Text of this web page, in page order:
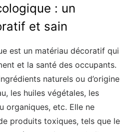
: un
et sain
est un matériau décoratif qui
et la santé des occupants.
naturels ou d’origine
les huiles végétales, les
organiques, etc. Elle ne
produits toxiques, tels que le